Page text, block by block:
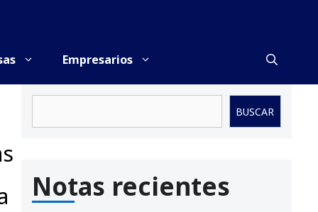
Empresarios
BUSCAR
Notas recientes